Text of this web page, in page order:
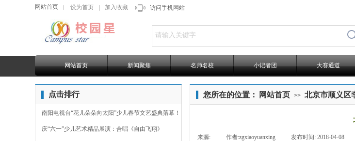
访问手机网站
网站首页 设为首页 加入收藏
网站首页 新闻聚焦 名师名校 小记者团 大赛通道
点击排行 您所在的位置： 网站首页 >> 北京市顺义区
来源: 作者:zgxiaoyuanxing 发布时间: 2018-04-08
南阳电视台“花儿朵朵向太阳”少儿春节文艺盛典落幕！
庆“六一”少儿艺术精品展演：合唱《自由飞翔》